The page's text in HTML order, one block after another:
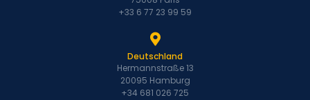
+33 6 77 23 99 59
Deutschland
Hermannstraße 13
20095 Hamburg
+34 681 026 725